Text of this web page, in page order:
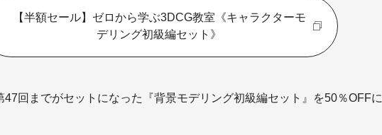
【半額セール】ゼロから学ぶ3DCG教室《キャラクターモ
デリング初級編セット》
47回までがセットになった『背景モデリング初級編セット』を50％OFFに